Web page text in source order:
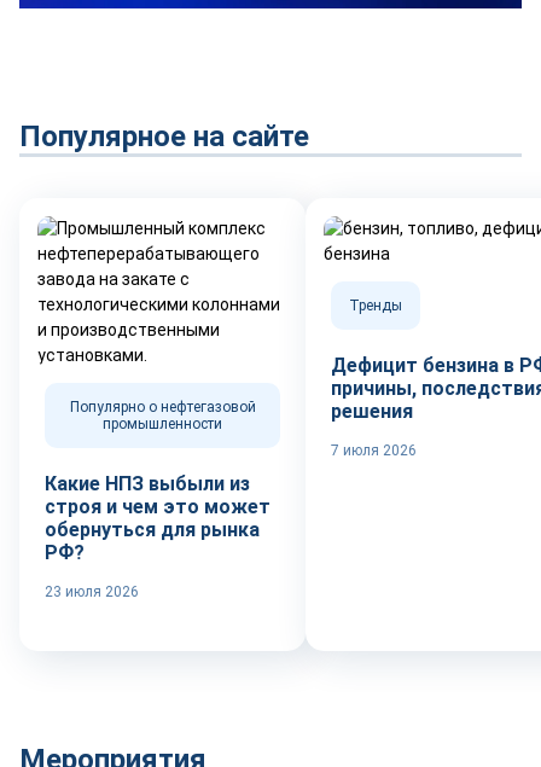
Популярное на сайте
Популярно о нефтегазовой
промышленности
Какие НПЗ выбыли из
строя и чем это может
обернуться для рынка
РФ?
23 июля 2026
Тренды
Дефицит бензина в
причины,
решения
7 июля 2026
Мероприятия